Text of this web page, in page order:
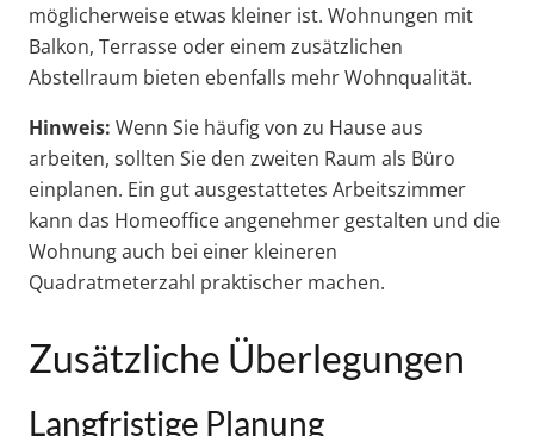
möglicherweise etwas kleiner ist. Wohnungen mit
Balkon, Terrasse oder einem zusätzlichen
Abstellraum bieten ebenfalls mehr Wohnqualität.
Hinweis: Wenn Sie häufig von zu Hause aus
arbeiten, sollten Sie den zweiten Raum als Büro
einplanen. Ein gut ausgestattetes Arbeitszimmer
kann das Homeoffice angenehmer gestalten und die
Wohnung auch bei einer kleineren
Quadratmeterzahl praktischer machen.
Zusätzliche Überlegungen
Langfristige Planung